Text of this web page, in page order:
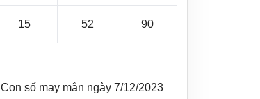
15 52 90
Con số may mắn ngày 7/12/2023